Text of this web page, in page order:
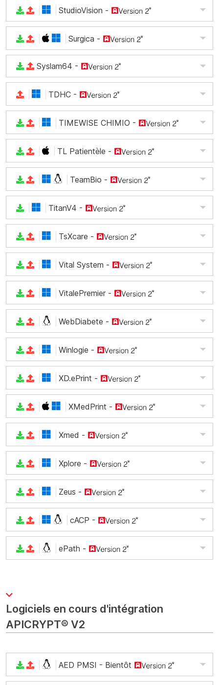
StudioVision -
Surgica -
Syslam64 -
TDHC -
TIMEWISE CHIMIO -
TL Patientèle -
TeamBio -
TitanV4 -
TsXcare -
Vital System -
VitalePremier -
WebDiabete -
Winlogie -
XD.ePrint -
XMedPrint -
Xmed -
Xplore -
Zeus -
cACP -
ePath -
Logiciels en cours d'intégration
APICRYPT® V2
AED PMSI - Bientôt